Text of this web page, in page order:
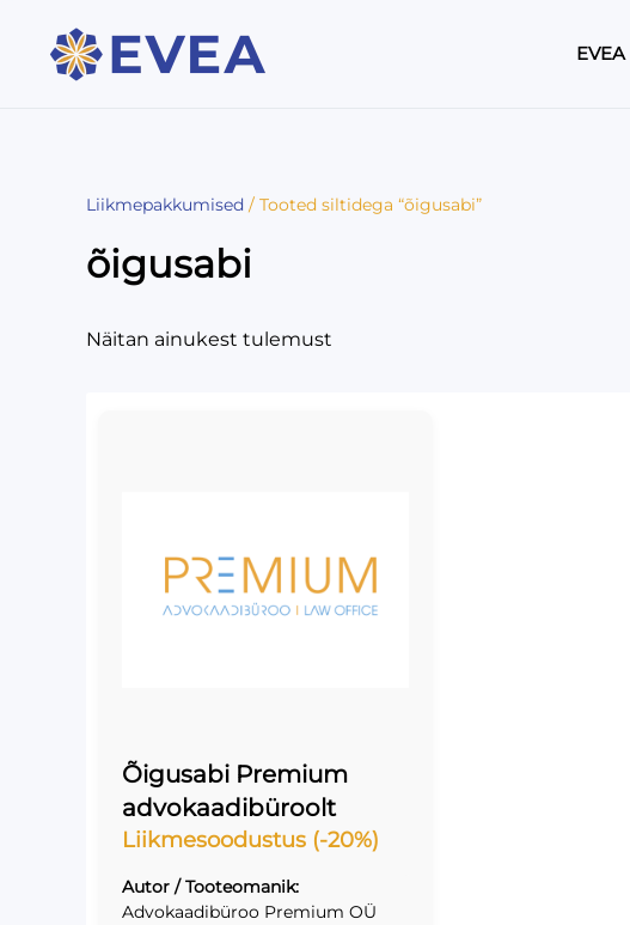
EVEA
Liikmepakkumised / Tooted siltidega “õigusabi”
õigusabi
Näitan ainukest tulemust
Õigusabi Premium
advokaadibüroolt
Liikmesoodustus (-20%)
Autor / Tooteomanik:
Advokaadibüroo Premium OÜ